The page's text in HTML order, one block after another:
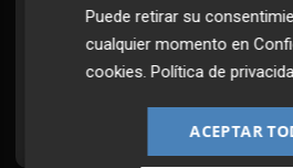
Suscríbete al
Todos los días a primera
Puede retirar su
cualquier momento en
cookies.Política de
ACEPTAR